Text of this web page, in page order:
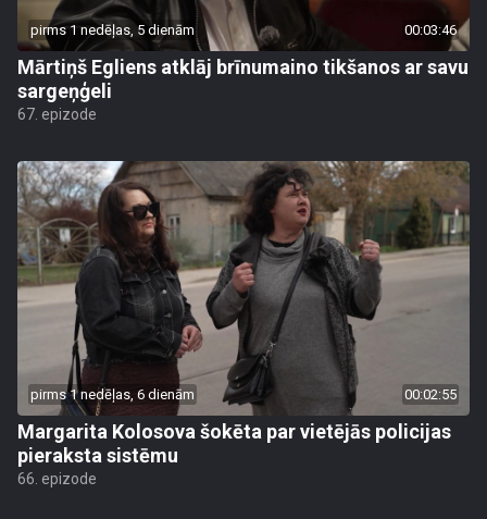
pirms 1 nedēļas, 5 dienām 00:03:46
Mārtiņš Egliens atklāj brīnumaino tikšanos ar savu
sargeņģeli
67. epizode
pirms 1 nedēļas, 6 dienām 00:02:55
Margarita Kolosova šokēta par vietējās policijas
pieraksta sistēmu
66. epizode